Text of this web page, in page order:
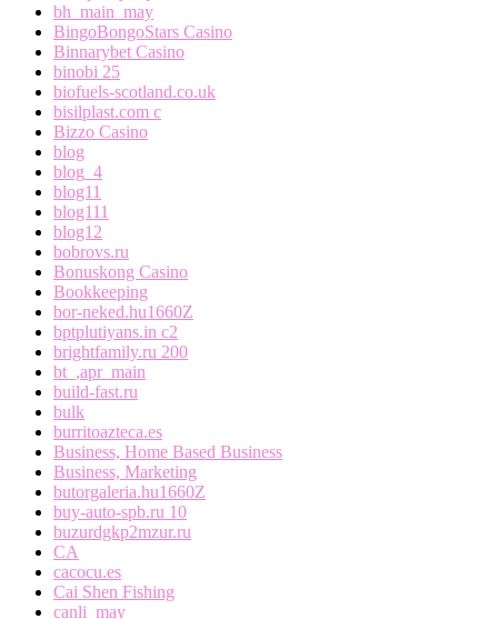
bh_main_may
BingoBongoStars Casino
Binnarybet Casino
binobi 25
biofuels-scotland.co.uk
bisilplast.com c
Bizzo Casino
blog
blog_4
blog11
blog111
blog12
bobrovs.ru
Bonuskong Casino
Bookkeeping
bor-neked.hu1660Z
bptplutiyans.in c2
brightfamily.ru 200
bt_,apr_main
build-fast.ru
bulk
burritoazteca.es
Business, Home Based Business
Business, Marketing
butorgaleria.hu1660Z
buy-auto-spb.ru 10
buzurdgkp2mzur.ru
CA
cacocu.es
Cai Shen Fishing
canli_may